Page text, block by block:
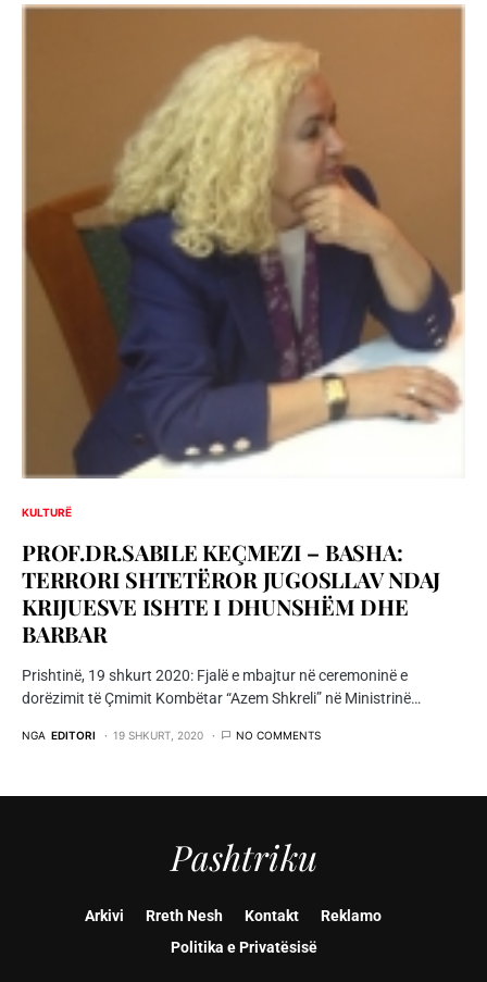
KULTURË
PROF.DR.SABILE KEÇMEZI – BASHA:
TERRORI SHTETËROR JUGOSLLAV NDAJ
KRIJUESVE ISHTE I DHUNSHËM DHE
BARBAR
Prishtinë, 19 shkurt 2020: Fjalë e mbajtur në ceremoninë e
dorëzimit të Çmimit Kombëtar “Azem Shkreli” në Ministrinë…
NGA EDITORI 19 SHKURT, 2020 NO COMMENTS
Pashtriku
Arkivi Rreth Nesh Kontakt
Reklamo
Politika e Privatësisë